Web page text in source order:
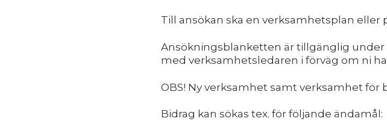
Till ansökan ska en verksamhetsplan
Ansökningsblanketten är tillgänglig
med verksamhetsledaren i förväg om ni
OBS! Ny verksamhet samt verksamhet för
Bidrag kan sökas tex. för följande ändamål: